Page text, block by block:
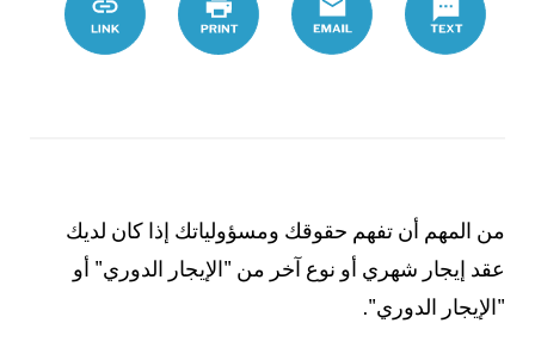
من المهم أن تفهم حقوقك ومسؤولياتك إذا كان لديك
عقد إيجار شهري أو نوع آخر من "الإيجار الدوري" أو
"الإيجار الدوري".